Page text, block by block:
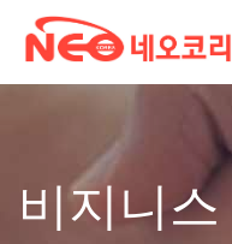
비지니스